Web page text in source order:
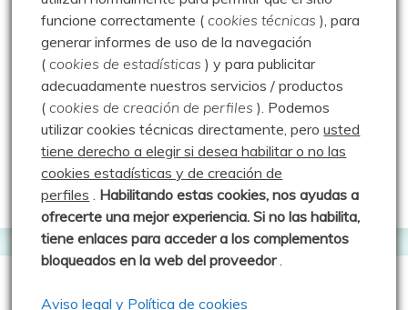
Niña celeste (Lysandra bellargus)
Niña turquesa (Polyommatus dorylas)
Peña de la Ulaña
Scotopteryx mucronata
Sofía (Issoria lathonia)
Historia y Ulaña – 07.06.25
7 junio 2025 Luisfer
funcione correctamente (cookies técnicas ), para
generar informes de uso de la navegación
(cookies de estadísticas ) y para publicitar
adecuadamente nuestros servicios / productos
(cookies de creación de perfiles ). Podemos
utilizar cookies técnicas directamente, perousted
tiene derecho a elegir si desea habilitar o no las
cookies estadísticas y de creación de
perfiles . Habilitando estas cookies, nos ayudas a
ofrecerte una mejor experiencia. Si no las habilita,
tiene enlaces para acceder a los complementos
bloqueados en la web del proveedor.
Aviso legal y Política de cookies